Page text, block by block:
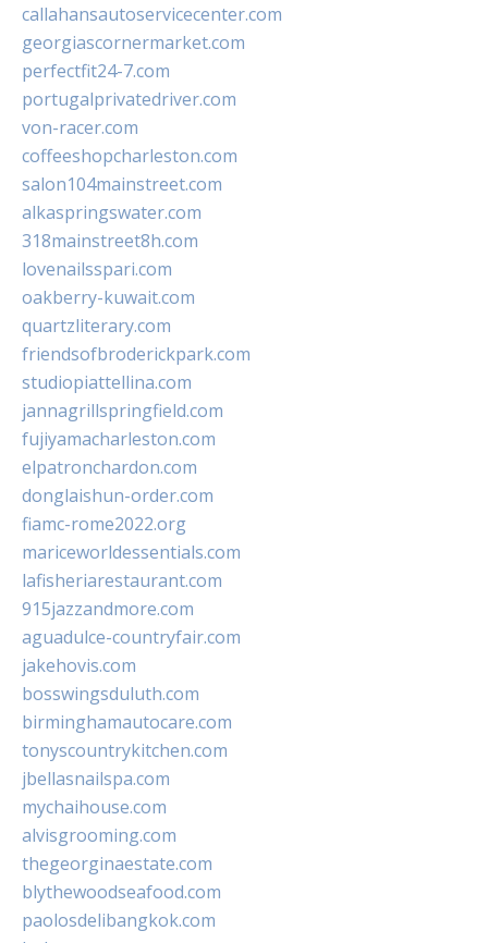
callahansautoservicecenter.com
georgiascornermarket.com
perfectfit24-7.com
portugalprivatedriver.com
von-racer.com
coffeeshopcharleston.com
salon104mainstreet.com
alkaspringswater.com
318mainstreet8h.com
lovenailsspari.com
oakberry-kuwait.com
quartzliterary.com
friendsofbroderickpark.com
studiopiattellina.com
jannagrillspringfield.com
fujiyamacharleston.com
elpatronchardon.com
donglaishun-order.com
fiamc-rome2022.org
mariceworldessentials.com
lafisheriarestaurant.com
915jazzandmore.com
aguadulce-countryfair.com
jakehovis.com
bosswingsduluth.com
birminghamautocare.com
tonyscountrykitchen.com
jbellasnailspa.com
mychaihouse.com
alvisgrooming.com
thegeorginaestate.com
blythewoodseafood.com
paolosdelibangkok.com